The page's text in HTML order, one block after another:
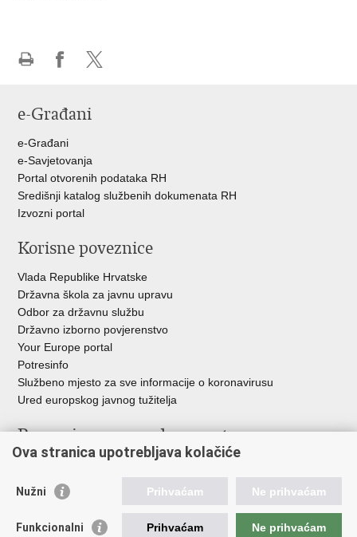
FacebookuTwitteru
e-Građani
e-Građani
e-Savjetovanja
Portal otvorenih podataka RH
Središnji katalog službenih dokumenata RH
Izvozni portal
Korisne poveznice
Vlada Republike Hrvatske
Državna škola za javnu upravu
Odbor za državnu službu
Državno izborno povjerenstvo
Your Europe portal
Potresinfo
Službeno mjesto za sve informacije o koronavirusu
Ured europskog javnog tužitelja
Poveznice pravosudnog sustava
Državno odvjetništvo
Ured za suzbijanje korupcije i organiziranog kriminaliteta
Državno sudbeno vijeće
Državnoodvjetničko vijeće
Ova stranica upotrebljava kolačiće
Nužni Prihvaćam Ne prihvaćam
Funkcionalni Prihvaćam Ne prihvaćam